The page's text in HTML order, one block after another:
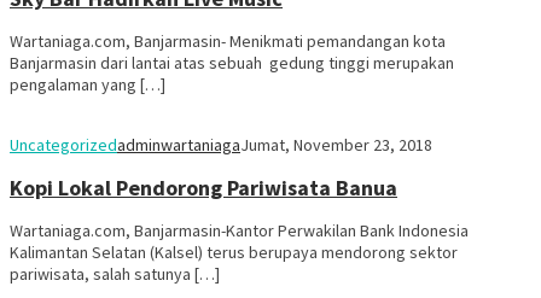
Wartaniaga.com, Banjarmasin- Menikmati pemandangan kota
Banjarmasin dari lantai atas sebuah gedung tinggi merupakan
pengalaman yang […]
UncategorizedadminwartaniagaJumat, November 23, 2018
Kopi Lokal Pendorong Pariwisata Banua
Wartaniaga.com, Banjarmasin-Kantor Perwakilan Bank Indonesia
Kalimantan Selatan (Kalsel) terus berupaya mendorong sektor
pariwisata, salah satunya […]